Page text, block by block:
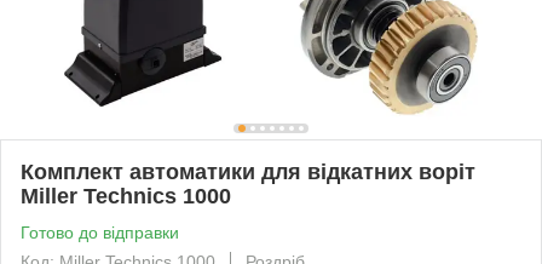
Комплект автоматики для відкатних воріт
Miller Technics 1000
Готово до відправки